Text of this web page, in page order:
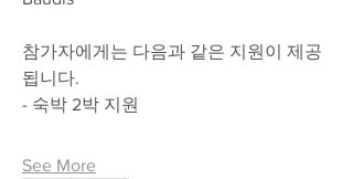
참가자에게는 다음과 같은 지원이 제공
됩니다.
- 숙박 2박 지원
See More